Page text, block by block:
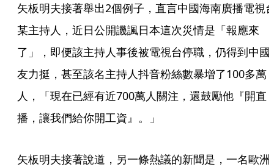
矢板明夫接著舉出2個例子，直言中國海南廣播電視
某主持人，近日公開譏諷日本這次災情是「報應來
了」，即便該主持人事後被電視台停職，仍得到中國
友力挺，甚至該名主持人抖音粉絲數暴增了100多萬
人，「現在已經有近700萬人關注，還鼓勵他『開直
播，讓我們給你開工資』。」
矢板明夫接著說道，另一條熱議的新聞是，一名歐洲